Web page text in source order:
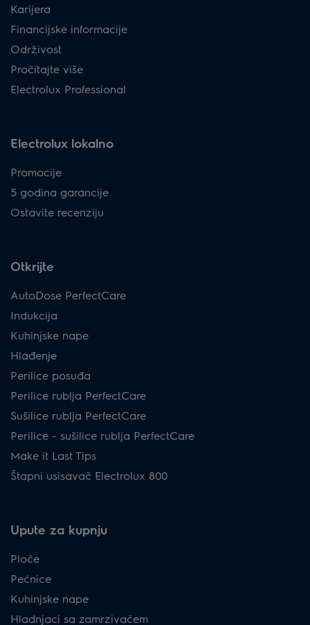
Karijera
Financijske informacije
Održivost
Pročitajte više
Electrolux Professional
Electrolux lokalno
Promocije
5 godina garancije
Ostavite recenziju
Otkrijte
AutoDose PerfectCare
Indukcija
Kuhinjske nape
Hlađenje
Perilice posuđa
Perilice rublja PerfectCare
Sušilice rublja PerfectCare
Perilice - sušilice rublja PerfectCare
Make it Last Tips
Štapni usisavač Electrolux 800
Upute za kupnju
Ploče
Pećnice
Kuhinjske nape
Hladnjaci sa zamrzivačem